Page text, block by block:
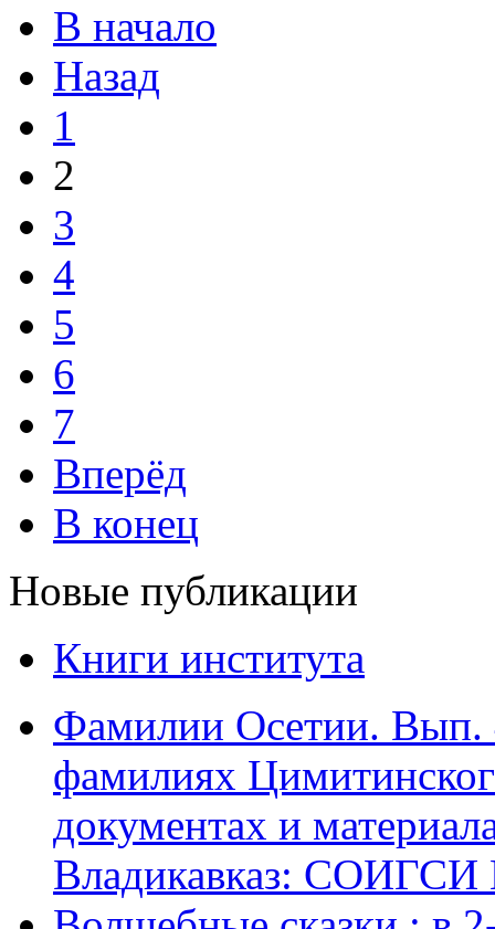
В начало
Назад
1
2
3
4
5
6
7
Вперёд
В конец
Новые публикации
Книги института
Фамилии Осетии. Вып.
фамилиях
документах и
Владикавказ: